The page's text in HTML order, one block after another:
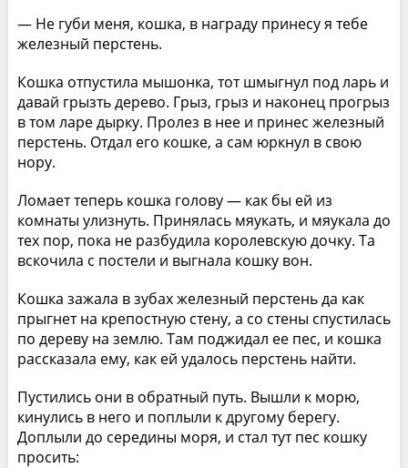
— Не губи меня, кошка, в награду принесу я тебе
железный перстень.
Кошка отпустила мышонка, тот шмыгнул под ларь и
давай грызть дерево. Грыз, грыз и наконец прогрыз
в том ларе дырку. Пролез в нее и принес железный
перстень. Отдал его кошке, а сам юркнул в свою
нору.
Ломает теперь кошка голову — как бы ей из
комнаты улизнуть. Принялась мяукать, и мяукала до
тех пор, пока не разбудила королевскую дочку. Та
вскочила с постели и выгнала кошку вон.
Кошка зажала в зубах железный перстень да как
прыгнет на крепостную стену, а со стены спустилась
по дереву на землю. Там поджидал ее пес, и кошка
рассказала ему, как ей удалось перстень найти.
Пустились они в обратный путь. Вышли к морю,
кинулись в него и поплыли к другому берегу.
Доплыли до середины моря, и стал тут пес кошку
просить: